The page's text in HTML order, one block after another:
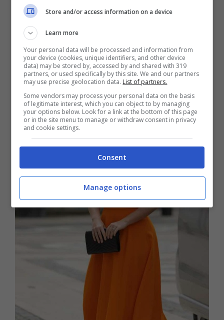
Store and/or access information on a device
Learn more
Your personal data will be processed and information from
your device (cookies, unique identifiers, and other device
data) may be stored by, accessed by and shared with 319
partners, or used specifically by this site. We and our partners
may use precise geolocation data. List of partners.
Some vendors may process your personal data on the basis
of legitimate interest, which you can object to by managing
your options below. Look for a link at the bottom of this page
or in the site menu to manage or withdraw consent in privacy
and cookie settings.
Consent
Manage options